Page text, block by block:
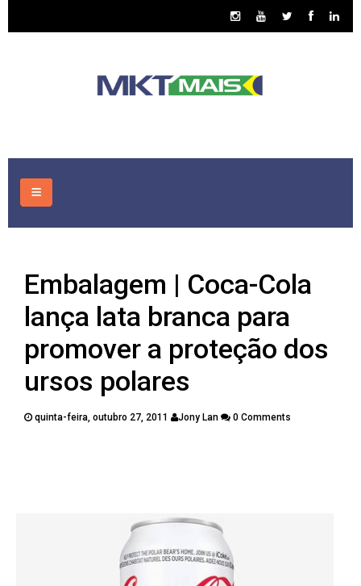
CONSULTORIA
ASSUNTOS
PUBLICAÇÕES
Embalagem | Coca-Cola
lança lata branca para
promover a proteção dos
ursos polares
quinta-feira, outubro 27, 2011 Jony Lan 0 Comments